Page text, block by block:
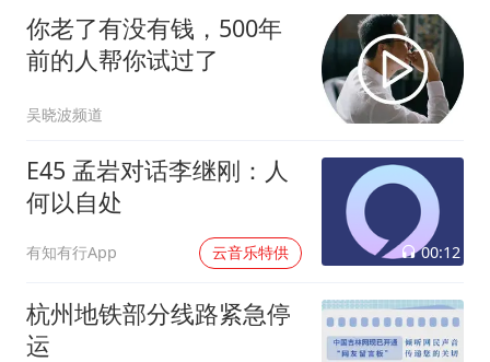
你老了有没有钱，500年
前的人帮你试过了
吴晓波频道
E45 孟岩对话李继刚：人
何以自处
有知有行App 云音乐特供 00:12
杭州地铁部分线路紧急停
运